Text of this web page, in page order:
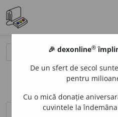
definiții (1) pronunțievolume_up
🎉 dexonline®
De un sfert de secol
pentru
Cu o mică donație
cuvintele la